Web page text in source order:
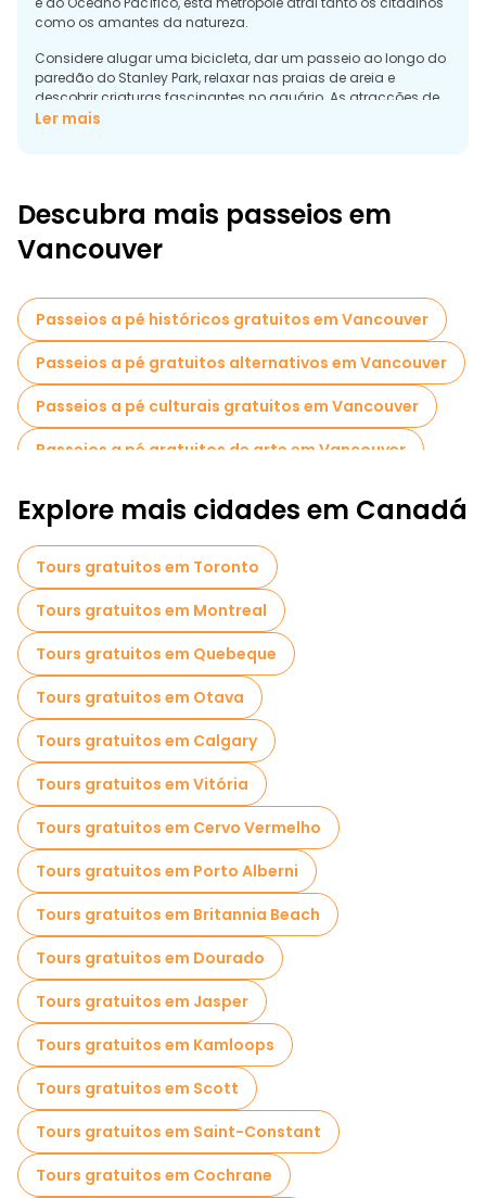
como os amantes da natureza.
Considere alugar uma bicicleta, dar um passeio ao longo do
paredão do Stanley Park, relaxar nas praias de areia e
descobrir criaturas fascinantes no aquário. As atracções de
visita obrigatória incluem as vistas deslumbrantes do
A cena local de Vancouver é vibrante, com destaque para a
cerveja artesanal, cafés, boutiques, galerias e deliciosas
opções gastronómicas. A vida nocturna não é muito diferente
energético.
Ler mais
Descubra mais passeios em
Vancouver
Passeios a pé históricos gratuitos em Vancouver
Passeios a pé gratuitos alternativos em Vancouver
Passeios a pé culturais gratuitos em Vancouver
Passeios a pé gratuitos de arte em Vancouver
Atividades esportivas em Vancouver
Passeios autoguiados em Vancouver
Passeios gratuitos de um dia em Vancouver
Passeios a pé noturnos gratuitos em Vancouver
Passeios de bicicleta em Vancouver
Passeios gastronômicos em Vancouver
Passeios gratuitos perto Grouse Mountain
Explore mais cidades em Canadá
Tours gratuitos em Toronto
Tours gratuitos em Montreal
Tours gratuitos em Quebeque
Tours gratuitos em Otava
Tours gratuitos em Calgary
Tours gratuitos em Vitória
Tours gratuitos em Cervo Vermelho
Tours gratuitos em Porto Alberni
Tours gratuitos em Britannia Beach
Tours gratuitos em Dourado
Tours gratuitos em Jasper
Tours gratuitos em Kamloops
Tours gratuitos em Scott
Tours gratuitos em Saint-Constant
Tours gratuitos em Cochrane